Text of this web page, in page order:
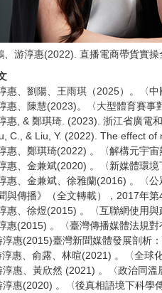
游淳惠(2022). 直播電商帶貨實操
、劉陽、王雨琪（2025）。〈中
、陳慧(2023)。〈大型體育賽事
, & 鄭琪琦. (2023). 浙江省廣電和
C., & Liu, Y. (2022). The effect of
、鄭琪琦(2022) 。〈解構元宇宙
、金兼斌(2020) 。〈新媒體環境
、金兼斌、徐雅蘭(2016) 。〈公
與傳播》（全文轉載），2017年第
、徐煜(2015) 。〈互聯網使用與
(2015) 。〈臺灣傳播媒體法規對
惠(2015)臺灣新聞媒體發展剖析
惠、俞露、林暄(2021) 。〈全球
惠、黃欣然 (2021) 。〈政治同溫
惠(2020) 。〈後真相語境下科學